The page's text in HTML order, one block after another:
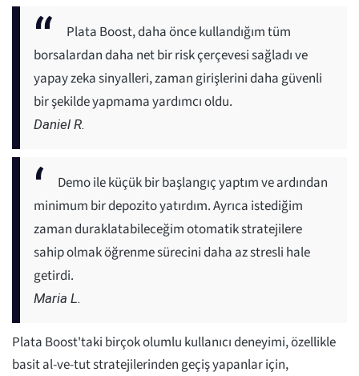
Plata Boost, daha önce kullandığım tüm
borsalardan daha net bir risk çerçevesi sağladı ve
yapay zeka sinyalleri, zaman girişlerini daha güvenli
bir şekilde yapmama yardımcı oldu.
Daniel R.
Demo ile küçük bir başlangıç yaptım ve ardından
minimum bir depozito yatırdım. Ayrıca istediğim
zaman duraklatabileceğim otomatik stratejilere
sahip olmak öğrenme sürecini daha az stresli hale
getirdi.
Maria L.
Plata Boost'taki birçok olumlu kullanıcı deneyimi, özellikle
basit al-ve-tut stratejilerinden geçiş yapanlar için,